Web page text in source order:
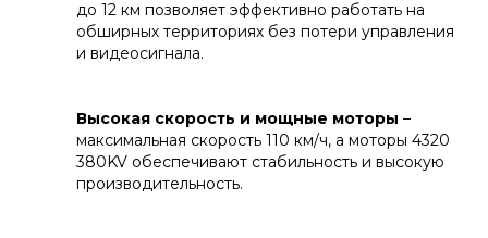
до 12 км позволяет эффективно работать на
обширных территориях без потери управления
и видеосигнала.
Высокая скорость и мощные моторы –
максимальная скорость 110 км/ч, а моторы 4320
380KV обеспечивают стабильность и высокую
производительность.